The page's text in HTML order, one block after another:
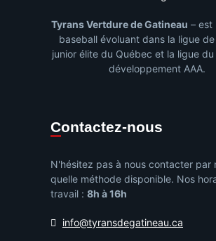
Tyrans Vertdure de Gatineau – est
baseball évoluant dans la ligue
junior élite du Québec et la ligue
développement AAA.
Contactez-nous
N'hésitez pas à nous contacter par
quelle méthode disponible. Nos
travail : 8h à 16h
info@tyransdegatineau.ca